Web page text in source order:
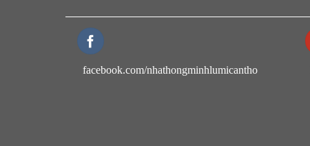
facebook.com/nhathongminhlumicantho